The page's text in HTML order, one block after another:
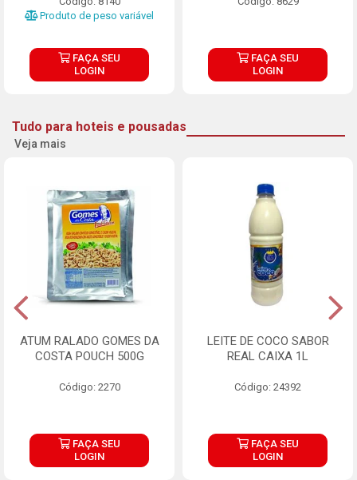
Produto de peso variável
FAÇA SEU
LOGIN
FAÇA SEU
LOGIN
Tudo para hoteis e pousadas
Veja mais
ATUM RALADO GOMES DA
COSTA POUCH 500G
Código: 2270
FAÇA SEU
LOGIN
LEITE DE COCO SABOR
REAL CAIXA 1L
Código: 24392
FAÇA SEU
LOGIN